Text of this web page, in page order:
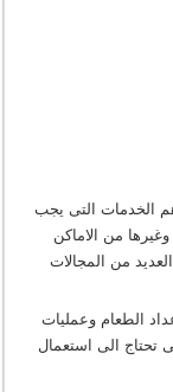
الخدمات التى يجب
من الاماكن
من المجالات
الطعام وعمليات
تحتاج الى استعمال